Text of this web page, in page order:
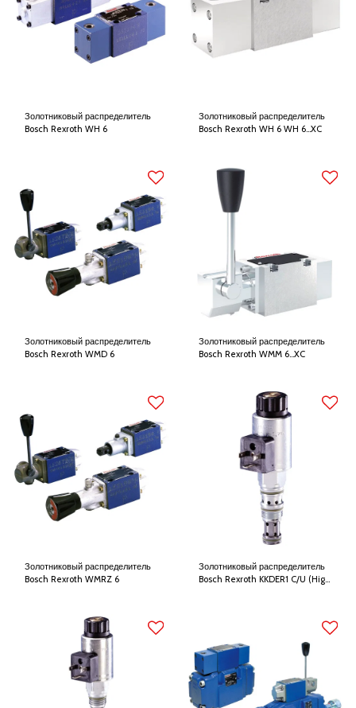
Золотниковый распределитель
Bosch Rexroth WH 6
Золотниковый распределитель
Bosch Rexroth WH 6 WH 6...XC
Золотниковый распределитель
Bosch Rexroth WMD 6
Золотниковый распределитель
Bosch Rexroth WMM 6...XC
Золотниковый распределитель
Bosch Rexroth WMRZ 6
Золотниковый распределитель
Bosch Rexroth KKDER1 C/U (High